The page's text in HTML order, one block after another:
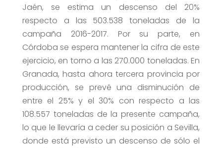
Jaén, se estima un descenso del 20%
respecto a las 503.538 toneladas de la
campaña 2016-2017. Por su parte, en
Córdoba se espera mantener la cifra de este
ejercicio, en torno a las 270.000 toneladas. En
Granada, hasta ahora tercera provincia por
producción, se prevé una disminución de
entre el 25% y el 30% con respecto a las
108.557 toneladas de la presente campaña,
lo que le llevaría a ceder su posición a Sevilla,
donde está previsto un descenso de sólo el